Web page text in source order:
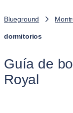
Blueground
dormitorios
Guía de
Royal